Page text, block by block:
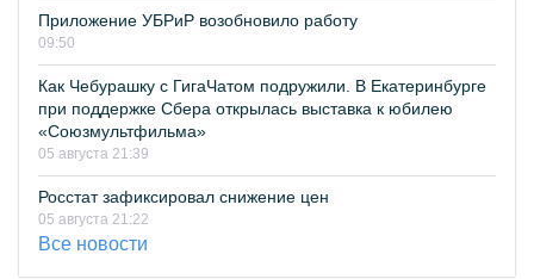
Приложение УБРиР возобновило работу
09:50
Как Чебурашку с ГигаЧатом подружили. В Екатеринбурге
при поддержке Сбера открылась выставка к юбилею
«Союзмультфильма»
05 августа 21:39
Росстат зафиксировал снижение цен
05 августа 21:22
Все новости